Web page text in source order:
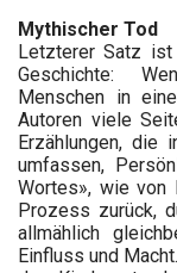
Mythischer Tod
Letzterer Satz ist
Geschichte:
Menschen in
Autoren viele
Erzählungen, die
umfassen,
Wortes», wie von
Prozess zurück,
allmählich
Einfluss und